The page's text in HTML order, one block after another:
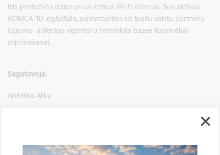
trīs portatīvos datorus un četrus Wi-Fi rūterus. Šos aktīvus
BOMCA 10 iegādājās, pamatojoties uz īpašu valstu partneru
lūgumu attiecīgo aģentūru tehniskās bāzes turpmākai
stiprināšanai.
Sagatavoja:
Anželika Alika
VRS GP SSP Starptautiskās sadarbības un protokola nodaļa